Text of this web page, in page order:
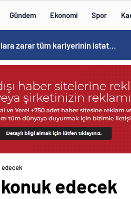
Gündem Ekonomi Spor
Cristiano Ronaldo’nun akıllara zarar tüm kariyerinin istatistiğini çıkardık !
edecek
edecek